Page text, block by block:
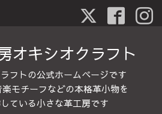
オキシオクラフト
フトの公式ホームページです
モチーフなどの本格革小物を
ている小さな革工房です